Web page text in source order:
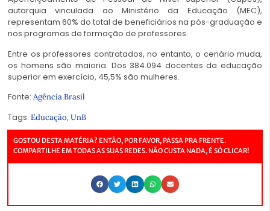
autarquia vinculada ao Ministério da Educação (MEC),
representam 60% do total de beneficiários na pós-graduação e
nos programas de formação de professores.
Entre os professores contratados, no entanto, o cenário muda,
os homens são maioria. Dos 384.094 docentes da educação
superior em exercício, 45,5% são mulheres.
Fonte: Agência Brasil
Tags: Educação, UnB
GOSTOU DESTA MATÉRIA? ENTÃO, POR FAVOR, PASSA PRA FRENTE.
COMPARTILHE EM TODAS AS SUAS REDES. NÃO CUSTA NADA, É SÓ CLICAR!